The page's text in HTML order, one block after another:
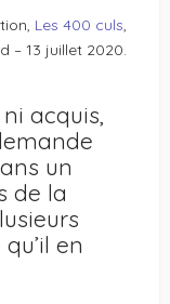
Les 400 culs,
– 13 juillet 2020.
acquis,
un
de la
en